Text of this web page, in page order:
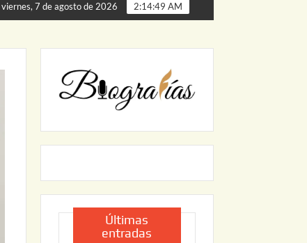
de Palmillas ARRANCA JAPAM EL PROGRAMA
viernes, 7 de agosto de 2026 2:14:50 AM
Últimas
entradas